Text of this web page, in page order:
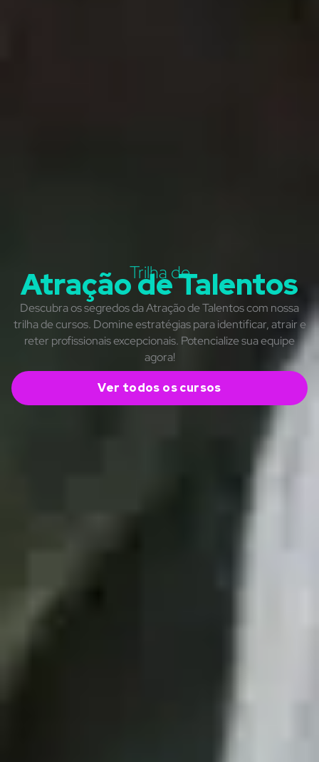
Trilha de
Atração de Talentos
Descubra os segredos da Atração de Talentos com nossa
trilha de cursos. Domine estratégias para identificar, atrair e
reter profissionais excepcionais. Potencialize sua equipe
agora!
Ver todos os cursos